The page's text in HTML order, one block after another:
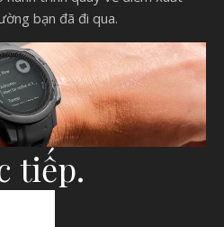
bạn đã đi qua.
tiếp.